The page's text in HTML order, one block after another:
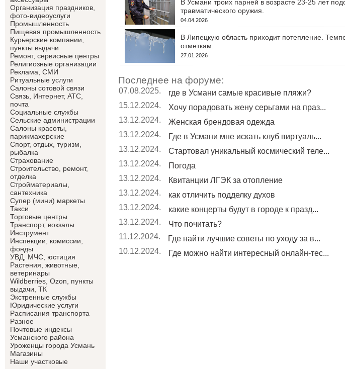
Организация праздников,
фото-видеоуслуги
Промышленность
Пищевая промышленность
Курьерские компании,
пункты выдачи
Ремонт, сервисные центры
Религиозные организации
Реклама, СМИ
Ритуальные услуги
Салоны сотовой связи
Связь, Интернет, АТС,
почта
Социальные службы
Сельские администрации
Салоны красоты,
парикмахерские
Спорт, отдых, туризм,
рыбалка
Страхование
Строительство, ремонт,
отделка
Cтройматериалы,
сантехника
Супер (мини) маркеты
Такси
Торговые центры
Транспорт, вокзалы
Инструмент
Инспекции, комиссии,
фонды
УВД, МЧС, юстиция
Растения, животные,
ветеринары
Wildberries, Ozon, пункты
выдачи, ТК
Экстренные службы
Юридические услуги
Расписания транспорта
Разное
Почтовые индексы
Усманского района
Уроженцы города Усмань
Магазины
Наши участковые
В Усмани троих парней в возрасте 23-25 лет
травматического оружия.
04.04.2026
В Липецкую область приходит потепление.
отметкам.
27.01.2026
Последнее на форуме:
07.08.2025.
где в Усмани самые красивые пляжи?
15.12.2024.
Хочу порадовать жену серьгами на праз...
13.12.2024.
Женская брендовая одежда
13.12.2024.
Где в Усмани мне искать клуб виртуаль...
13.12.2024.
Стартовал уникальный космический теле...
13.12.2024.
Погода
13.12.2024.
Квитанции ЛГЭК за отопление
13.12.2024.
как отличить подделку духов
13.12.2024.
какие концерты будут в городе к празд...
13.12.2024.
Что почитать?
11.12.2024.
Где найти лучшие советы по уходу за в...
10.12.2024.
Где можно найти интересный онлайн-тес...